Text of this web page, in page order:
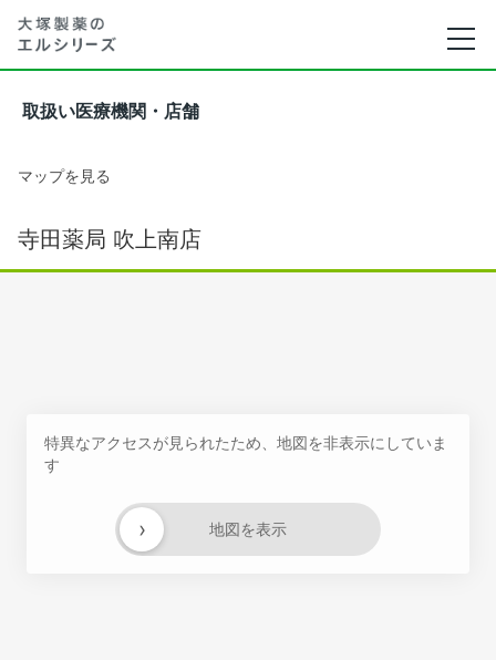
取扱い医療機関・店舗
マップを見る
寺田薬局 吹上南店
特異なアクセスが見られたため、地図を非表示にしていま
す
地図を表示
›